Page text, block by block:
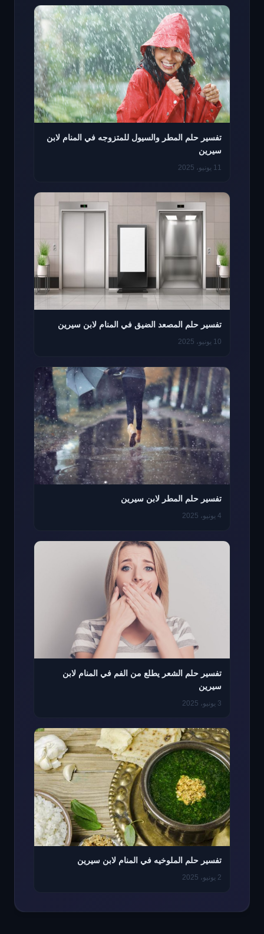
تفسير حلم المطر والسيول للمتزوجه في المنام لابن
سيرين
11 يونيو، 2025
تفسير حلم المصعد الضيق في المنام لابن سيرين
10 يونيو، 2025
تفسير حلم المطر لابن سيرين
4 يونيو، 2025
تفسير حلم الشعر يطلع من الفم في المنام لابن
سيرين
3 يونيو، 2025
تفسير حلم الملوخيه في المنام لابن سيرين
2 يونيو، 2025